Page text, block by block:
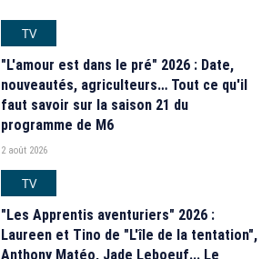
TV
"L'amour est dans le pré" 2026 : Date,
nouveautés, agriculteurs… Tout ce qu'il
faut savoir sur la saison 21 du
programme de M6
2 août 2026
TV
"Les Apprentis aventuriers" 2026 :
Laureen et Tino de "L'île de la tentation",
Anthony Matéo, Jade Leboeuf... Le